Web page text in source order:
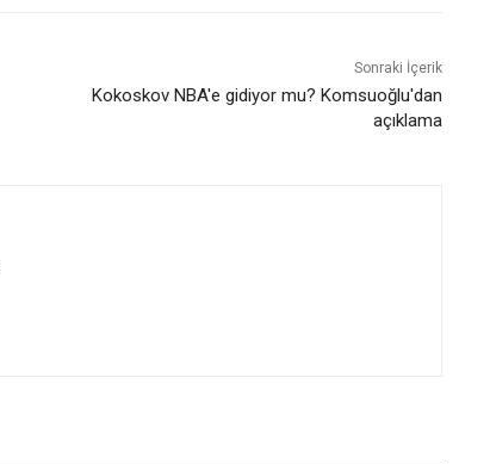
Sonraki İçerik
Kokoskov NBA'e gidiyor mu? Komsuoğlu'dan
açıklama